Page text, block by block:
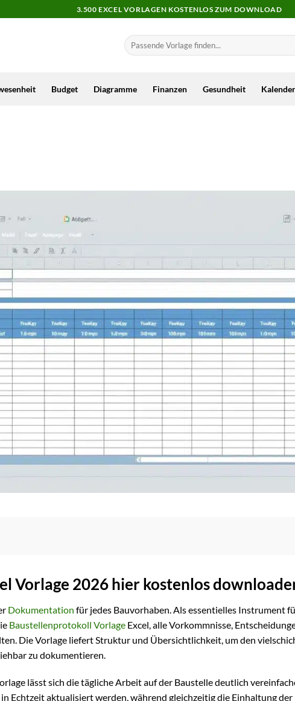
3.500 EXCEL VORLAGEN KOSTENLOS ZUM DOWNLOAD
Budget Diagramme Finanzen Gesundheit Kalender
Vorlage 2026 hier kostenlos
Dokumentation für jedes Bauvorhaben. Als essentielles Instrument
Baustellenprotokoll Vorlage Excel, alle Vorkommnisse,
Die Vorlage liefert Struktur und Übersichtlichkeit, um den
zu dokumentieren.
lässt sich die tägliche Arbeit auf der Baustelle deutlich
Echtzeit aktualisiert werden, während gleichzeitig die Einhaltung